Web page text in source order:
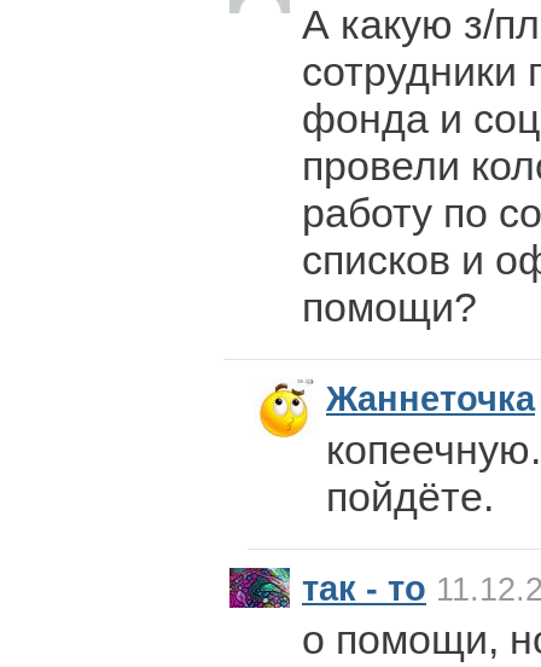
А какую з/
сотрудники
фонда и
провели
работу по
списков и
помощи?
Жаннеточка
пойдёте.
так - то
о помощи,